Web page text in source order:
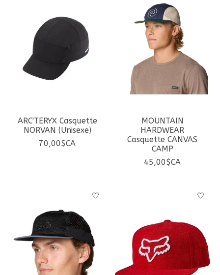
ARC'TERYX Casquette
NORVAN (Unisexe)
70,00$CA
MOUNTAIN
HARDWEAR
Casquette CANVAS
CAMP
45,00$CA